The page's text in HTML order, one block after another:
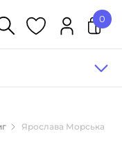
0
Ярослава Морська